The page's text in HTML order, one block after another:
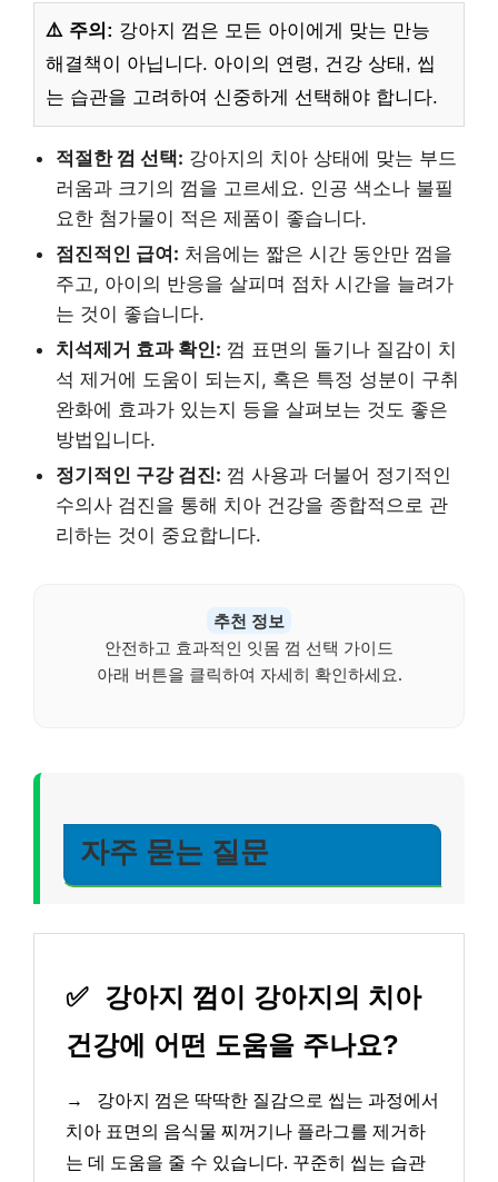
⚠️ 주의: 강아지 껌은 모든 아이에게 맞는 만능
해결책이 아닙니다. 아이의 연령, 건강 상태, 씹
는 습관을 고려하여 신중하게 선택해야 합니다.
적절한 껌 선택: 강아지의 치아 상태에 맞는 부드
러움과 크기의 껌을 고르세요. 인공 색소나 불필
요한 첨가물이 적은 제품이 좋습니다.
점진적인 급여: 처음에는 짧은 시간 동안만 껌을
주고, 아이의 반응을 살피며 점차 시간을 늘려가
는 것이 좋습니다.
치석제거 효과 확인: 껌 표면의 돌기나 질감이 치
석 제거에 도움이 되는지, 혹은 특정 성분이 구취
완화에 효과가 있는지 등을 살펴보는 것도 좋은
방법입니다.
정기적인 구강 검진: 껌 사용과 더불어 정기적인
수의사 검진을 통해 치아 건강을 종합적으로 관
리하는 것이 중요합니다.
추천 정보
안전하고 효과적인 잇몸 껌 선택 가이드
아래 버튼을 클릭하여 자세히 확인하세요.
자주 묻는 질문
✅ 강아지 껌이 강아지의 치아
건강에 어떤 도움을 주나요?
→
강아지 껌은 딱딱한 질감으로 씹는 과정에서
치아 표면의 음식물 찌꺼기나 플라그를 제거하
는 데 도움을 줄 수 있습니다. 꾸준히 씹는 습관